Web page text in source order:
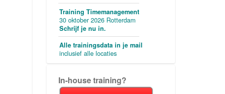
Training Timemanagement
30 oktober 2026 Rotterdam
Schrijf je nu in.
Alle trainingsdata in je mail
inclusief alle locaties
In-house training?